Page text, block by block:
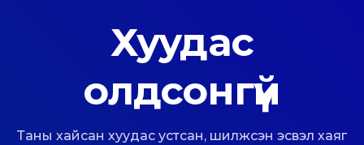
Хуудас
олдсонгүй
Таны хайсан хуудас устсан, шилжсэн эсвэл хаяг